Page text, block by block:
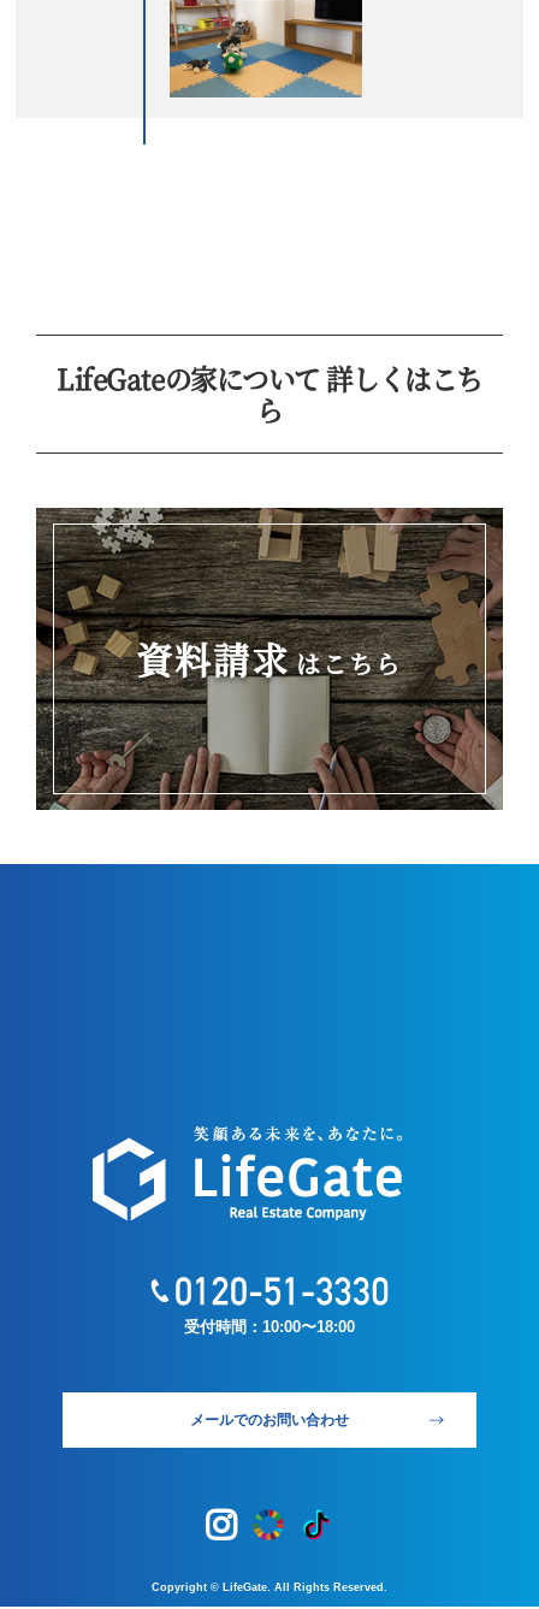
LifeGateの家について 詳しくはこち
ら
資料請求はこちら
メールでのお問い合わせ
受付時間：10:00〜18:00
Copyright © LifeGate. All Rights Reserved.